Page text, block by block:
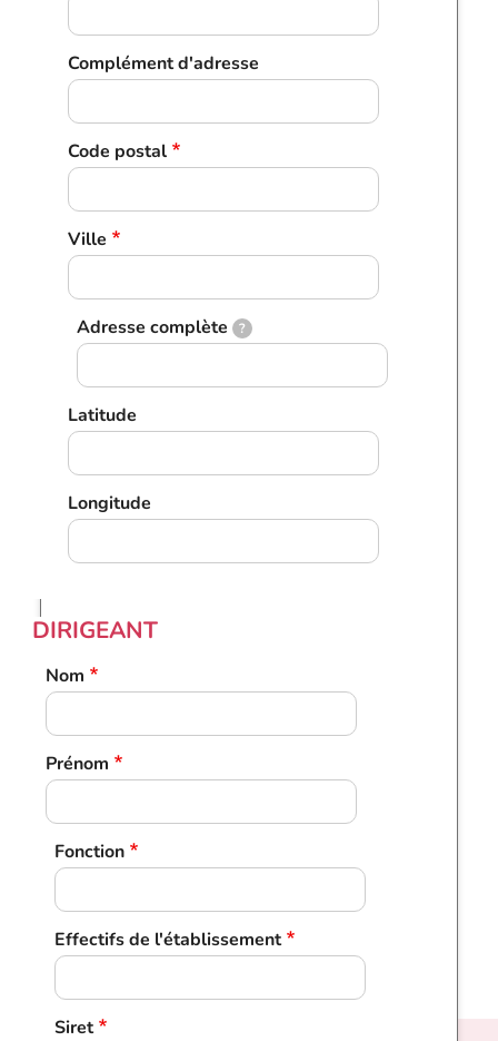
Complément d'adresse
Code postal
Ville
Adresse complète ?
Latitude
Longitude
DIRIGEANT
Nom
Prénom
Fonction
Effectifs de l'établissement
Siret